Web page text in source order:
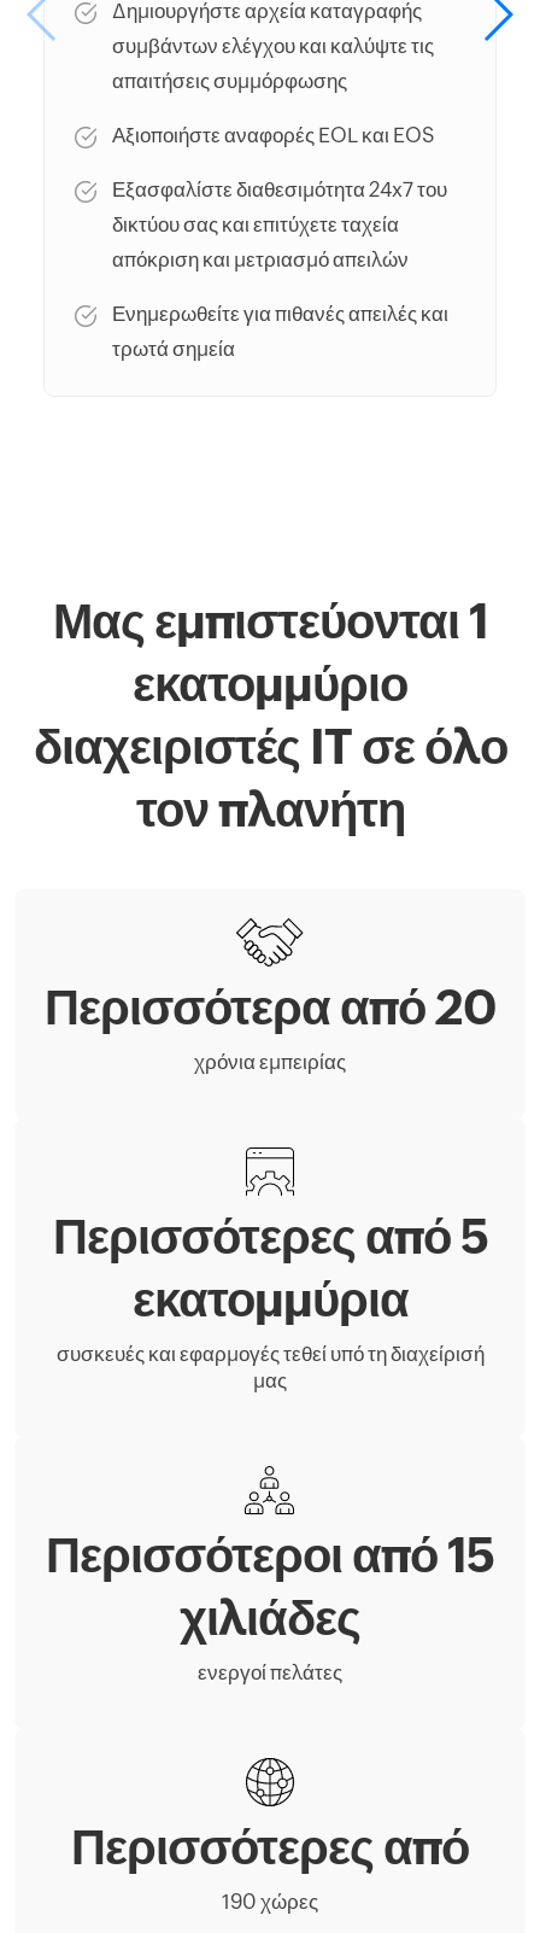
Δημιουργήστε αρχεία καταγραφής
συμβάντων ελέγχου και καλύψτε τις
απαιτήσεις συμμόρφωσης
Αξιοποιήστε αναφορές EOL και EOS
Εξασφαλίστε διαθεσιμότητα 24x7 του
δικτύου σας και επιτύχετε ταχεία
απόκριση και μετριασμό απειλών
Ενημερωθείτε για πιθανές απειλές και
τρωτά σημεία
Μας εμπιστεύονται 1
εκατομμύριο
διαχειριστές IT σε όλο
τον πλανήτη
Περισσότερα από 20
χρόνια εμπειρίας
Περισσότερες από 5
εκατομμύρια
συσκευές και εφαρμογές τεθεί υπό τη διαχείρισή
μας
Περισσότεροι από 15
χιλιάδες
ενεργοί πελάτες
Περισσότερες από
190 χώρες